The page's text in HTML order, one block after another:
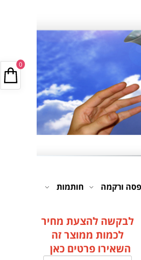
ורקמה
חותמות
0
לבקשה להצעת מחיר
לכמות ממוצר זה
השאירו פרטים כאן